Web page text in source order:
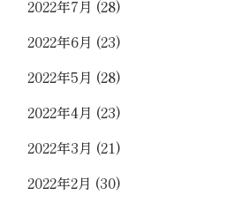
2022年7月 (28)
2022年6月 (23)
2022年5月 (28)
2022年4月 (23)
2022年3月 (21)
2022年2月 (30)